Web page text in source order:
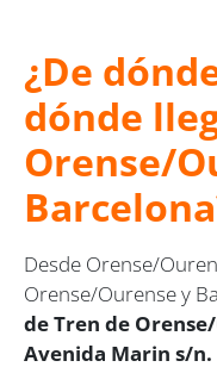
¿De
dónde
Orense/
Desde Orense/
Orense/Ourense y
de Tren de
Avenida Marin s/n.